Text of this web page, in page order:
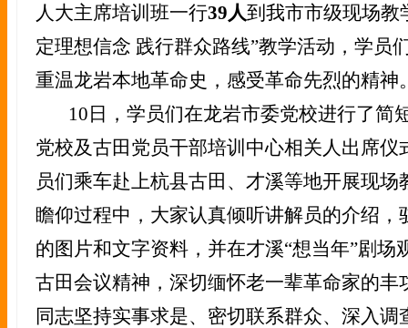
人大主席培训班一行39 人到我市市级现场教
定理想信念 践行群众路线”教学活动，学员
重温龙岩本地革命史，感受革命先烈的精神
10 日，学员们在龙岩市委党校进行了简
党校及古田党员干部培训中心相关人出席仪
员们乘车赴上杭县古田、才溪等地开展现场
瞻仰过程中，大家认真倾听讲解员的介绍，
的图片和文字资料，并在才溪“想当年”剧场
古田会议精神，深切缅怀老一辈革命家的丰
同志坚持实事求是、密切联系群众、深入调